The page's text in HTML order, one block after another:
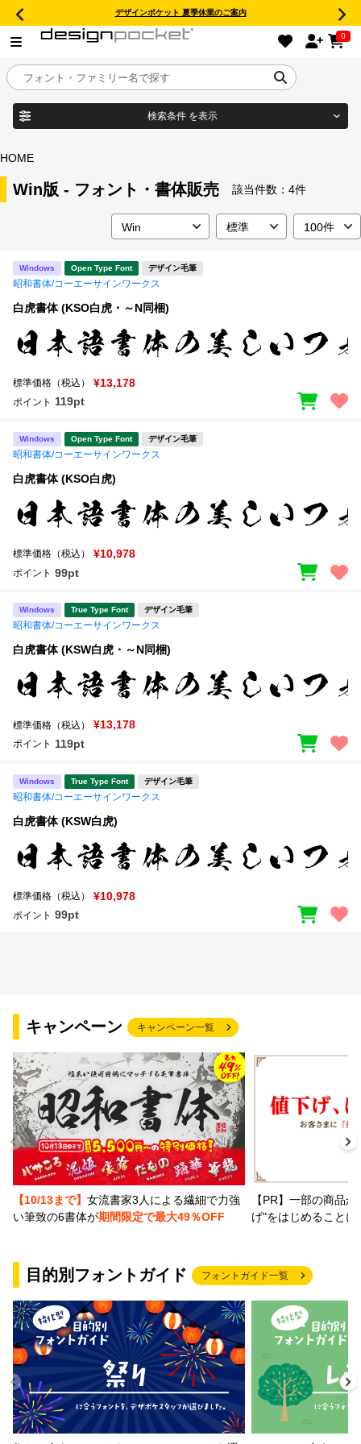
デザインポケット 夏季休業のご案内
0
目的別フォントガイド
年間ライセンス商品
カート
マイページ
ご利用ガイド
よくあるご質問
お問い合わせ
検索条件 を表示
フォント形式
タイプフェイス
明朝体
丸ゴシック
宋朝体
教科書体
草書体 勘亭流
太さ・ウェイト
セット or 単体
価格帯
〜
リセット
HOME
Win版 - フォント・書体販売 該当件数： 4件
Windows Open Type Font デザイン毛筆
昭和書体/コーエーサインワークス
白虎書体 (KSO白虎・～N同梱)
標準価格（税込） ¥13,178
ポイント 119pt
Windows Open Type Font デザイン毛筆
昭和書体/コーエーサインワークス
白虎書体 (KSO白虎)
標準価格（税込） ¥10,978
ポイント 99pt
Windows True Type Font デザイン毛筆
昭和書体/コーエーサインワークス
白虎書体 (KSW白虎・～N同梱)
標準価格（税込） ¥13,178
ポイント 119pt
Windows True Type Font デザイン毛筆
昭和書体/コーエーサインワークス
白虎書体 (KSW白虎)
標準価格（税込） ¥10,978
ポイント 99pt
キャンペーン キャンペーン一覧
【10/13まで】 女流書家3人による繊細で力強
い筆致の6書体が期間限定で最大49％OFF
【PR】一部の商品
げ"をはじめること
目的別フォントガイド フォントガイド一覧